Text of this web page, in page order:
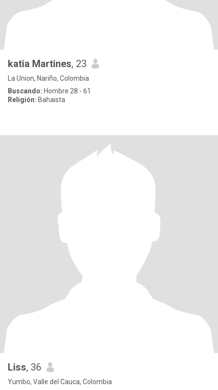
katia Martines, 23
La Union, Nariño, Colombia
Buscando: Hombre 28 - 61
Religión: Bahaista
Liss, 36
Yumbo, Valle del Cauca, Colombia